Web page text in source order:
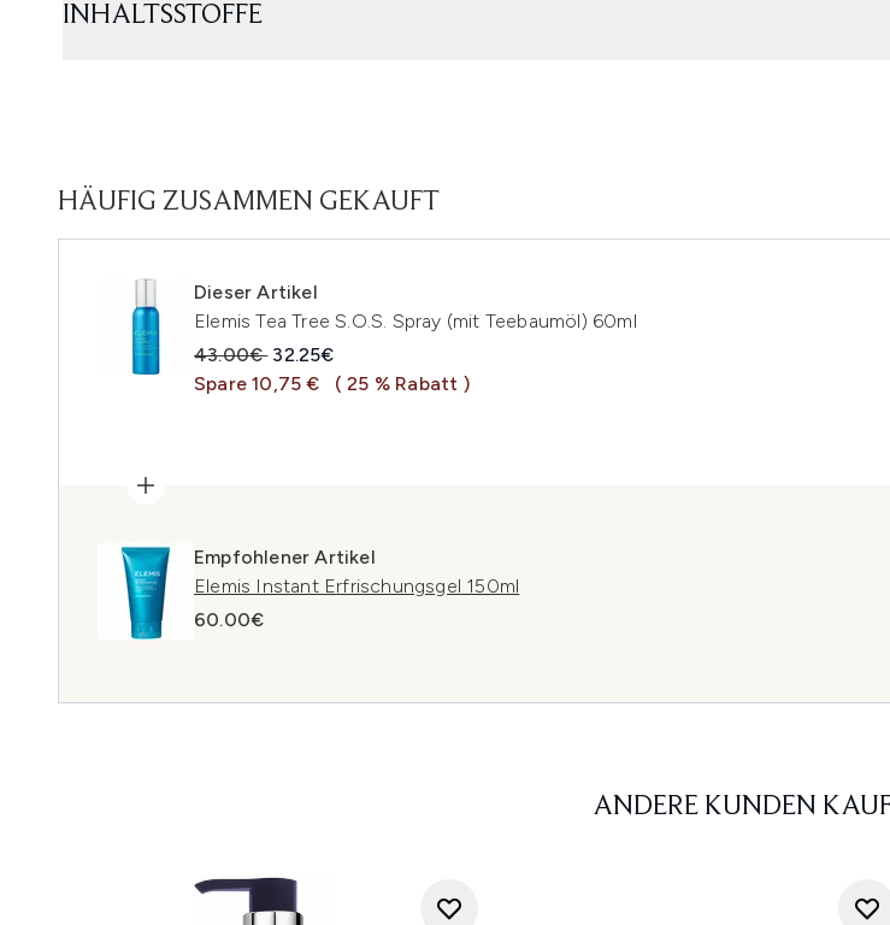
INHALTSSTOFFE
HÄUFIG ZUSAMMEN GEKAUFT
Dieser Artikel
Elemis Tea Tree S.O.S. Spray (mit Teebaumöl) 60ml
Unverbindliche Preisempfehlung:
43.00€ Aktueller Preis:
32.25€
Spare 10,75 €
( 25 % Rabatt )
Empfohlener Artikel
Elemis Instant Erfrischungsgel 150ml
60.00€
ANDERE KUNDEN